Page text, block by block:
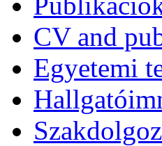
CV and
Egyetemi